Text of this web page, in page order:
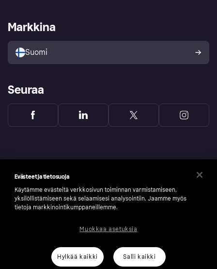
Tutustu kauppoihin
Ostajan turva
Kirjaudu sisään yrityksenä
Markkina
Suomi
Seuraa
number: 556737-0431
Klarnan evästeselosteKlarna.com
Evästeet ja tietosuoja
Käytämme evästeitä verkkosivun toiminnan varmistamiseen,
yksilöllistämiseen sekä selaamisesi analysointiin. Jaamme myös
tietoja markkinointikumppaneillemme.
Hylkää kaikki Salli kaikki
Muokkaa asetuksia